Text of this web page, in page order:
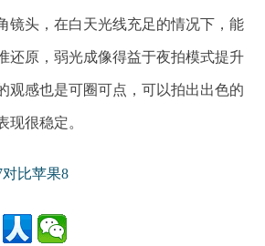
镜头，在白天光线充足的情况下，能
还原，弱光成像得益于夜拍模式提升
观感也是可圈可点，可以拍出出色的
现很稳定。
比苹果8